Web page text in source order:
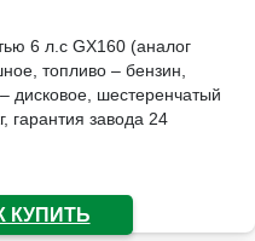
6 л.с GX160 (аналог
топливо – бензин,
дисковое, шестеренчатый
гарантия завода 24
КУПИТЬ